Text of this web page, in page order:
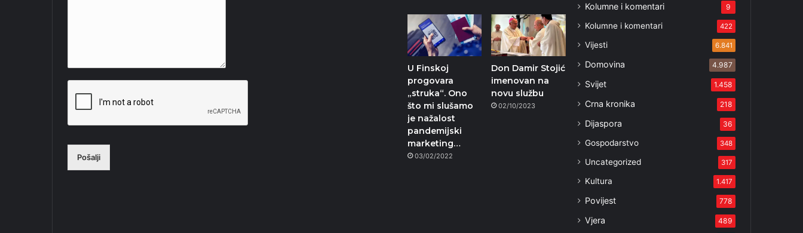
Pošalji
U Finskoj
progovara
„struka“. Ono
što mi slušamo
je nažalost
pandemijski
marketing…
03/02/2022
Don Damir Stojić
imenovan na
novu službu
02/10/2023
Kolumne i komentari 9
Kolumne i komentari 422
Vijesti 6.841
Domovina 4.987
Svijet 1.458
Crna kronika 218
Dijaspora 36
Gospodarstvo 348
Uncategorized 317
Kultura 1.417
Povijest 778
Vjera 489